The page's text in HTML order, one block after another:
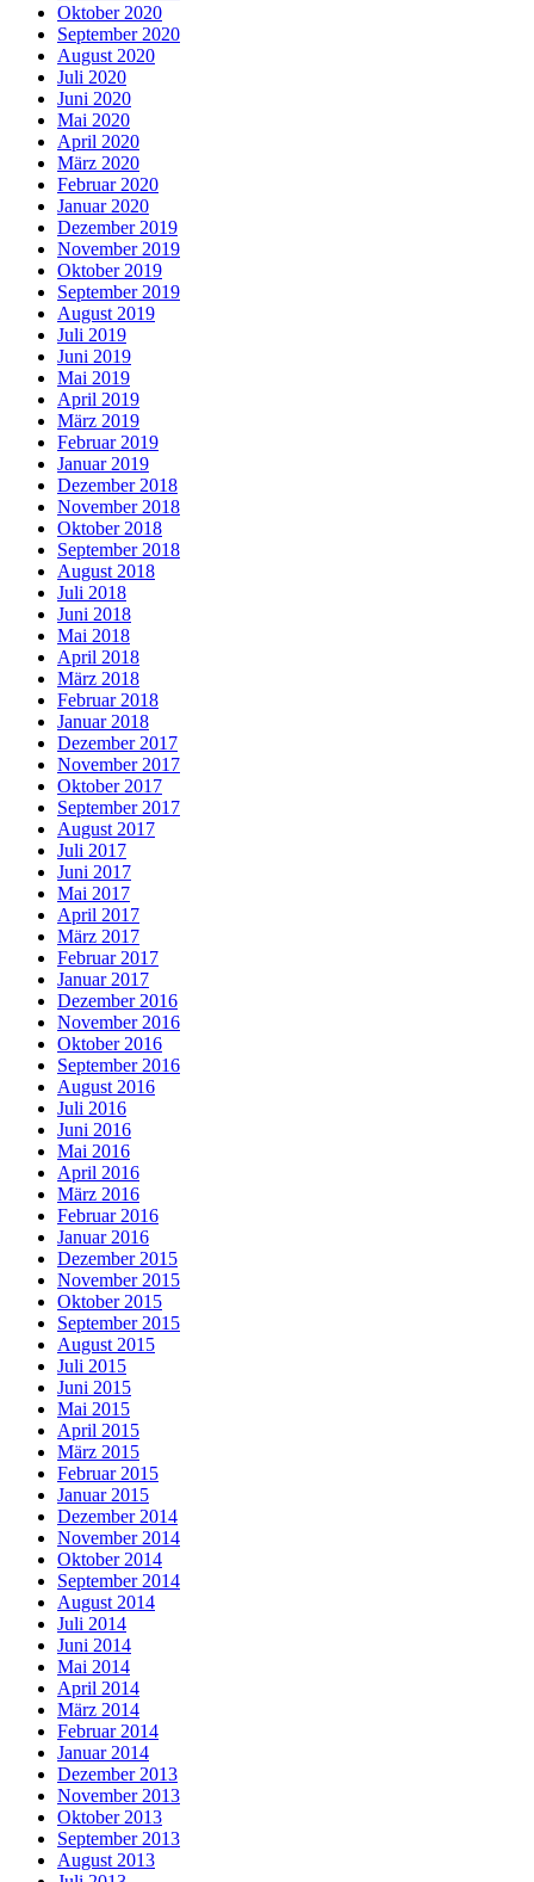
Oktober 2020
September 2020
August 2020
Juli 2020
Juni 2020
Mai 2020
April 2020
März 2020
Februar 2020
Januar 2020
Dezember 2019
November 2019
Oktober 2019
September 2019
August 2019
Juli 2019
Juni 2019
Mai 2019
April 2019
März 2019
Februar 2019
Januar 2019
Dezember 2018
November 2018
Oktober 2018
September 2018
August 2018
Juli 2018
Juni 2018
Mai 2018
April 2018
März 2018
Februar 2018
Januar 2018
Dezember 2017
November 2017
Oktober 2017
September 2017
August 2017
Juli 2017
Juni 2017
Mai 2017
April 2017
März 2017
Februar 2017
Januar 2017
Dezember 2016
November 2016
Oktober 2016
September 2016
August 2016
Juli 2016
Juni 2016
Mai 2016
April 2016
März 2016
Februar 2016
Januar 2016
Dezember 2015
November 2015
Oktober 2015
September 2015
August 2015
Juli 2015
Juni 2015
Mai 2015
April 2015
März 2015
Februar 2015
Januar 2015
Dezember 2014
November 2014
Oktober 2014
September 2014
August 2014
Juli 2014
Juni 2014
Mai 2014
April 2014
März 2014
Februar 2014
Januar 2014
Dezember 2013
November 2013
Oktober 2013
September 2013
August 2013